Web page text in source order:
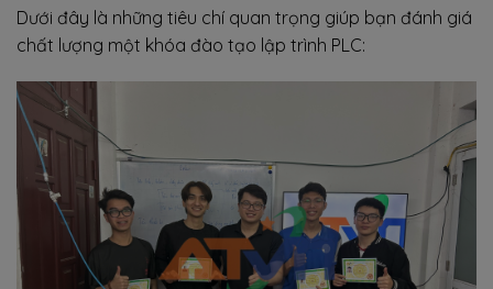
Dưới đây là những tiêu chí quan trọng giúp bạn đánh giá
chất lượng một khóa đào tạo lập trình PLC: